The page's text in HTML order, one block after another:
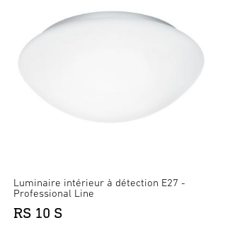
Luminaire intérieur à détection E27 -
Professional Line
RS 10 S